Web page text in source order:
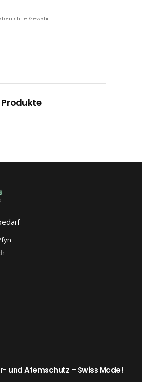
ohne Gewähr.
und Atemschutz – Swiss Made!